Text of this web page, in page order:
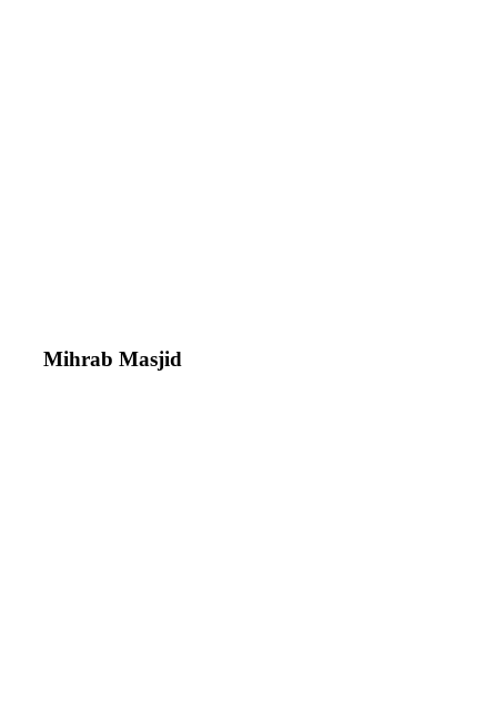
Mihrab Masjid